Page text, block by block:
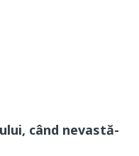
când nevastă-